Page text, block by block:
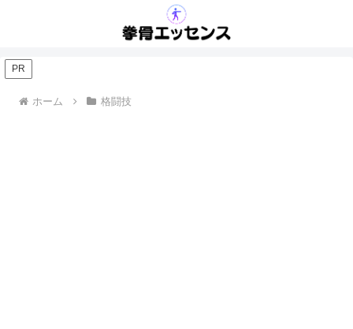
PR
ホーム 格闘技